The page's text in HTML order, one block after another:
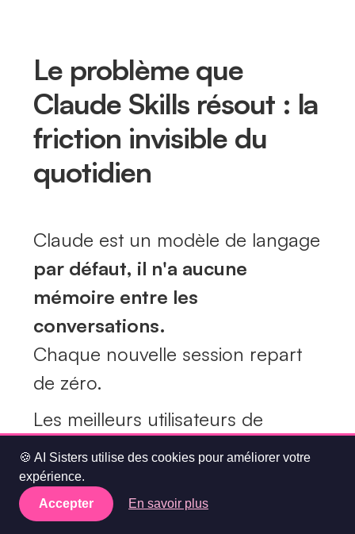
Le problème que
Claude Skills résout : la
friction invisible du
quotidien
Claude est un modèle de langage
par défaut, il n'a aucune
mémoire entre les
conversations.
Chaque nouvelle session repart
de zéro.
Les meilleurs utilisateurs de
Claude en entreprise avaient tous
développé la même solution
artisanale : des prompts systèmes
🍪 AI Sisters utilise des cookies pour améliorer votre
expérience.
Accepter
En savoir plus